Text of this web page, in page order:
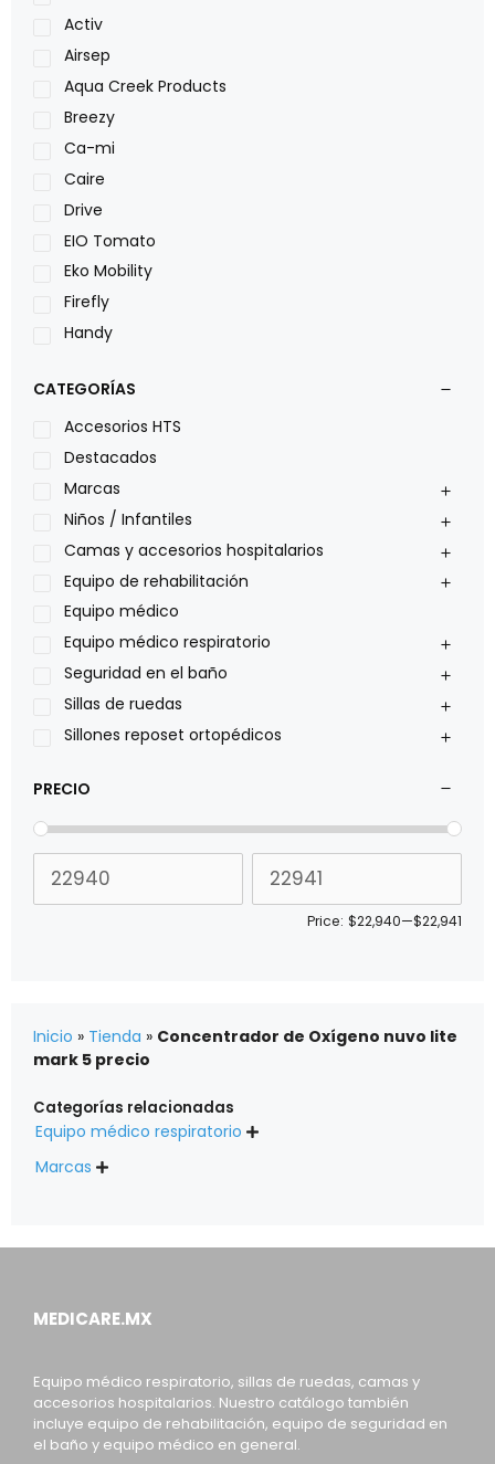
Activ
Airsep
Aqua Creek Products
Breezy
Ca-mi
Caire
Drive
EIO Tomato
Eko Mobility
Firefly
Handy
Leggero
Lumex
Medical Store
Nidek
Oxiplus
Philips
Pride
Roho
Sillas de ruedas Everest Jennings
Stealth products
Xiehe Medical
CATEGORÍAS
Accesorios HTS
Destacados
Marcas
Niños / Infantiles
Camas y accesorios hospitalarios
Equipo de rehabilitación
Equipo médico
Equipo médico respiratorio
Seguridad en el baño
Sillas de ruedas
Sillones reposet ortopédicos
PRECIO
Price: $22,940—$22,941
Inicio » Tienda » Concentrador de Oxígeno nuvo lite
mark 5 precio
Categorías relacionadas
Equipo médico respiratorio 
Marcas 
MEDICARE.MX
Equipo médico respiratorio, sillas de ruedas, camas y
accesorios hospitalarios. Nuestro catálogo también
incluye equipo de rehabilitación, equipo de seguridad en
el baño y equipo médico en general.